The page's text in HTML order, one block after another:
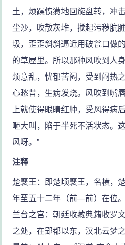
土，烦躁愤懑地回旋盘转，冲
尘沙，吹散灰堆，搅起污秽肮
圾，歪歪斜斜逼近用破瓮口做
的草屋里。所以那种风吹到人
烦意乱，忧郁苦闷，受到闷热
心愁昔，生病发烧。风吹到嘴
上就使得眼睛红肿，受风得病
咂大叫，陷于半死不活状态。
风呀。”
注释
楚襄王：即楚顷襄王，名横，
年至五十二年（前—前）在位。
兰台之宫：朝廷收藏典籍收罗
之处，在郢都以东，汉北云梦之